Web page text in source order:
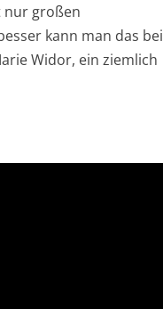
nur großen
kann man das bei
Widor, ein ziemlich